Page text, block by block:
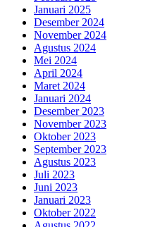
Januari 2025
Desember 2024
November 2024
Agustus 2024
Mei 2024
April 2024
Maret 2024
Januari 2024
Desember 2023
November 2023
Oktober 2023
September 2023
Agustus 2023
Juli 2023
Juni 2023
Januari 2023
Oktober 2022